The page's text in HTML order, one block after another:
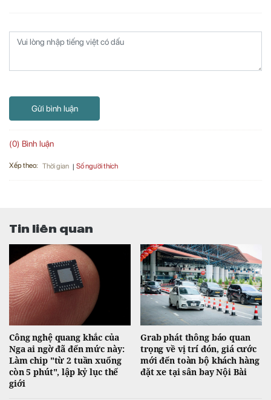
Gửi bình luận
(0) Bình luận
Xếp theo: Thời gian Số người thích
Tin liên quan
Công nghệ quang khắc của
Nga ai ngờ đã đến mức này:
Làm chip "từ 2 tuần xuống
còn 5 phút", lập kỷ lục thế
giới
Grab phát thông báo quan
trọng về vị trí đón, giá cước
mới đến toàn bộ khách hàng
đặt xe tại sân bay Nội Bài